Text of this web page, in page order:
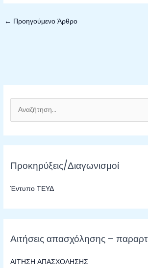
← Προηγούμενο Άρθρο
ν
α
ή
η
η
ι
α
Προκηρύξεις/Διαγωνισμοί
Έντυπο ΤΕΥΔ
Αιτήσεις απασχόλησης –
ΑΙΤΗΣΗ ΑΠΑΣΧΟΛΗΣΗΣ